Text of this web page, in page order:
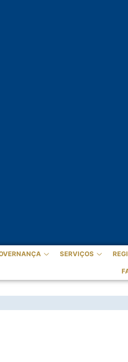
SERVIÇOS
MAIO PARA SE